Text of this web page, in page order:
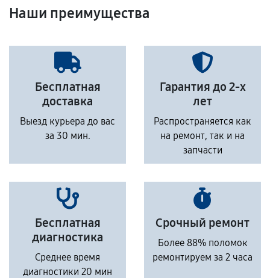
Наши преимущества
Бесплатная
доставка
Выезд курьера до вас
за 30 мин.
Гарантия до 2-х
лет
Распространяется как
на ремонт, так и на
запчасти
Бесплатная
диагностика
Среднее время
диагностики 20 мин
Срочный ремонт
Более 88% поломок
ремонтируем за 2 часа